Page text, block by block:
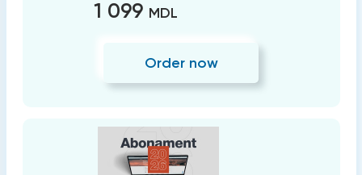
1 099 MDL
Order now